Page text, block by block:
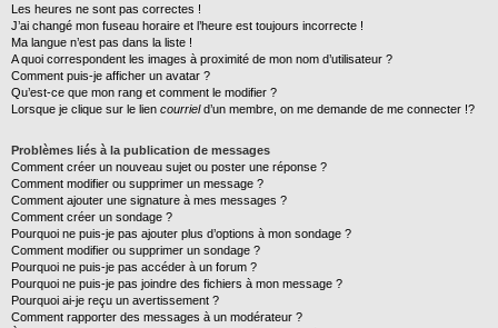
Les heures ne sont pas correctes !
J’ai changé mon fuseau horaire et l’heure est toujours incorrecte !
Ma langue n’est pas dans la liste !
A quoi correspondent les images à proximité de mon nom d’utilisateur ?
Comment puis-je afficher un avatar ?
Qu’est-ce que mon rang et comment le modifier ?
Lorsque je clique sur le lien courrield’un membre, on me demande de me connecter !?
Problèmes liés à la publication de messages
Comment créer un nouveau sujet ou poster une réponse ?
Comment modifier ou supprimer un message ?
Comment ajouter une signature à mes messages ?
Comment créer un sondage ?
Pourquoi ne puis-je pas ajouter plus d’options à mon sondage ?
Comment modifier ou supprimer un sondage ?
Pourquoi ne puis-je pas accéder à un forum ?
Pourquoi ne puis-je pas joindre des fichiers à mon message ?
Pourquoi ai-je reçu un avertissement ?
Comment rapporter des messages à un modérateur ?